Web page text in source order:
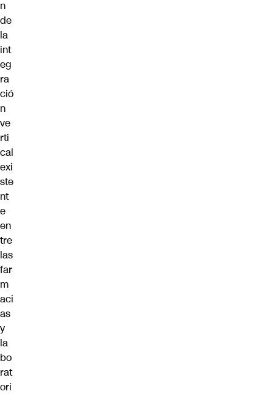
n
de
la
int
eg
ra
ció
n
ve
rti
cal
exi
ste
nt
e
en
tre
las
far
m
aci
as
y
la
bo
rat
ori